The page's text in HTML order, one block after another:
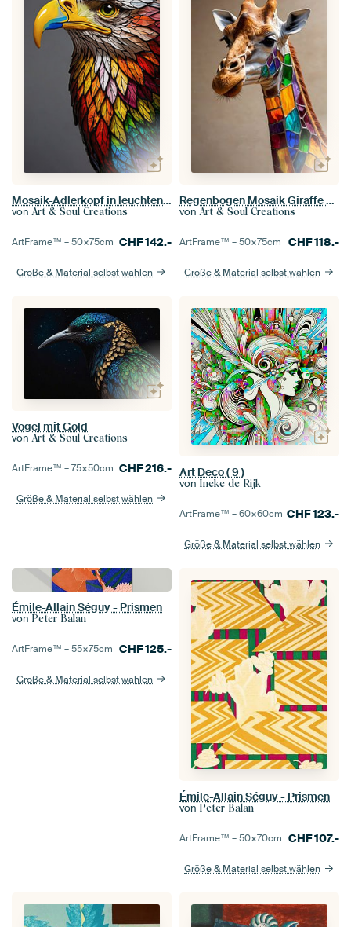
Mosaik-Adlerkopf in leuchtenden Farben
von Art & Soul Creations
ArtFrame™ –50×75cm CHF142.-
Größe & Material selbst wählen
Regenbogen Mosaik Giraffe Kunstwerk
von Art & Soul Creations
ArtFrame™ –50×75cm CHF118.-
Größe & Material selbst wählen
Vogel mit Gold
von Art & Soul Creations
ArtFrame™ –75×50cm CHF216.-
Größe & Material selbst wählen
Art Deco ( 9 )
von Ineke de Rijk
ArtFrame™ –60×60cm CHF123.-
Größe & Material selbst wählen
Émile-Allain Séguy - Prismen
von Peter Balan
ArtFrame™ –55×75cm CHF125.-
Größe & Material selbst wählen
Émile-Allain Séguy - Prismen
von Peter Balan
ArtFrame™ –50×70cm CHF107.-
Größe & Material selbst wählen